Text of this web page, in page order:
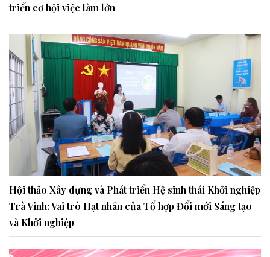
triển cơ hội việc làm lớn
Hội thảo Xây dựng và Phát triển Hệ sinh thái Khởi nghiệp
Trà Vinh: Vai trò Hạt nhân của Tổ hợp Đổi mới Sáng tạo
và Khởi nghiệp